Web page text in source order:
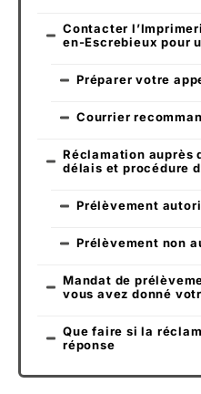
Contacter
en-Escrebieux pour
Préparer votre
Courrier
Réclamation auprès
délais et procédure
Prélèvement
Prélèvement non
Mandat de
vous avez donné
Que faire si la
réponse